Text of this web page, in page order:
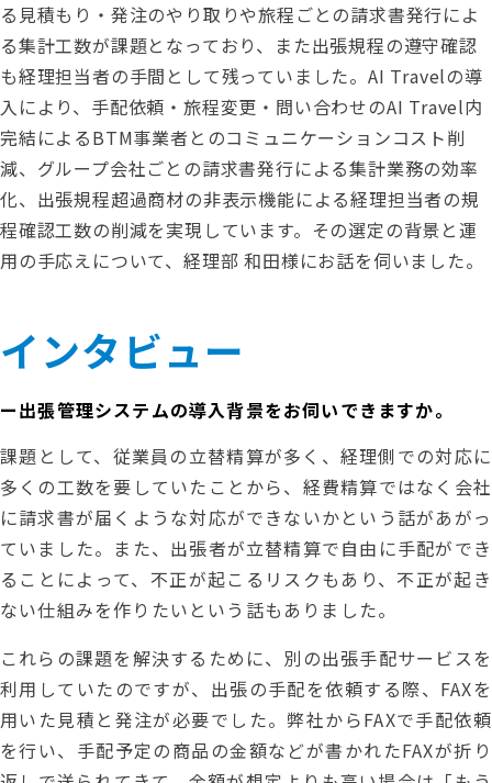
る見積もり・発注のやり取りや旅程ごとの請求書発行によ
る集計工数が課題となっており、また出張規程の遵守確認
も経理担当者の手間として残っていました。AI Travelの導
入により、手配依頼・旅程変更・問い合わせのAI Travel内
完結によるBTM事業者とのコミュニケーションコスト削
減、グループ会社ごとの請求書発行による集計業務の効率
化、出張規程超過商材の非表示機能による経理担当者の規
程確認工数の削減を実現しています。その選定の背景と運
用の手応えについて、経理部 和田様にお話を伺いました。
インタビュー
ー出張管理システムの導入背景をお伺いできますか。
課題として、従業員の立替精算が多く、経理側での対応に
多くの工数を要していたことから、経費精算ではなく会社
に請求書が届くような対応ができないかという話があがっ
ていました。また、出張者が立替精算で自由に手配ができ
ることによって、不正が起こるリスクもあり、不正が起き
ない仕組みを作りたいという話もありました。
これらの課題を解決するために、別の出張手配サービスを
利用していたのですが、出張の手配を依頼する際、FAXを
用いた見積と発注が必要でした。弊社からFAXで手配依頼
を行い、手配予定の商品の金額などが書かれたFAXが折り